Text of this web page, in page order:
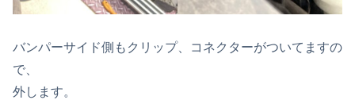
バンパーサイド側もクリップ、コネクターがついてますの
で、
外します。